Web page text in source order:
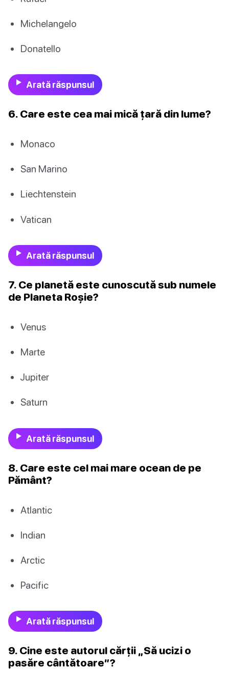
Michelangelo
Donatello
Arată răspunsul
6. Care este cea mai mică țară din lume?
Monaco
San Marino
Liechtenstein
Vatican
Arată răspunsul
7. Ce planetă este cunoscută sub numele
de Planeta Roșie?
Venus
Marte
Jupiter
Saturn
Arată răspunsul
8. Care este cel mai mare ocean de pe
Pământ?
Atlantic
Indian
Arctic
Pacific
Arată răspunsul
9. Cine este autorul cărții „Să ucizi o
pasăre cântătoare”?